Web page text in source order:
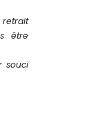
être
souci